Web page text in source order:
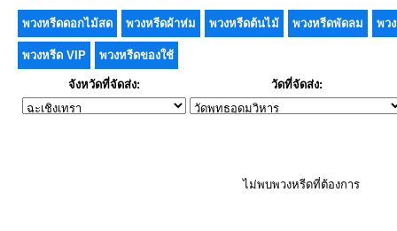
พวงหรีดดอกไม้สด พวงหรีดผ้าห่ม พวงหรีดต้นไม้ พวงหรีดพัดลม พว
พวงหรีด VIP พวงหรีดของใช้
จังหวัดที่จัดส่ง: วัดที่จัดส่ง:
ไม่พบพวงหรีดที่ต้องการ